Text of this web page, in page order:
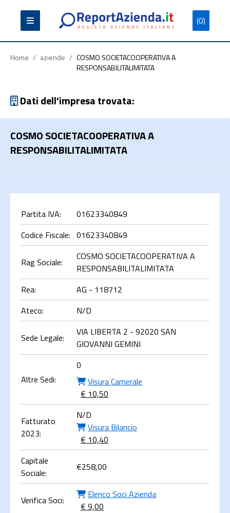
(0)
Partita
Iva
Codice
Fiscale
Ragione
Sociale
Home / aziende / COSMO SOCIETACOOPERATIVA A
RESPONSABILITALIMITATA
Dati dell'impresa trovata:
COSMO SOCIETACOOPERATIVA A
RESPONSABILITALIMITATA
Partita IVA:
01623340849
Codice Fiscale: 01623340849
Rag Sociale:
COSMO SOCIETACOOPERATIVA A
RESPONSABILITALIMITATA
Rea:
AG - 118712
Ateco:
N/D
Sede Legale:
VIA LIBERTA 2 - 92020 SAN
GIOVANNI GEMINI
Altre Sedi:
0
Visura Camerale
€ 10,50
Fatturato
2023:
N/D
Visura Bilancio
€ 10,40
Capitale
Sociale:
€258,00
Verifica Soci:
Elenco Soci Azienda
€ 9,00